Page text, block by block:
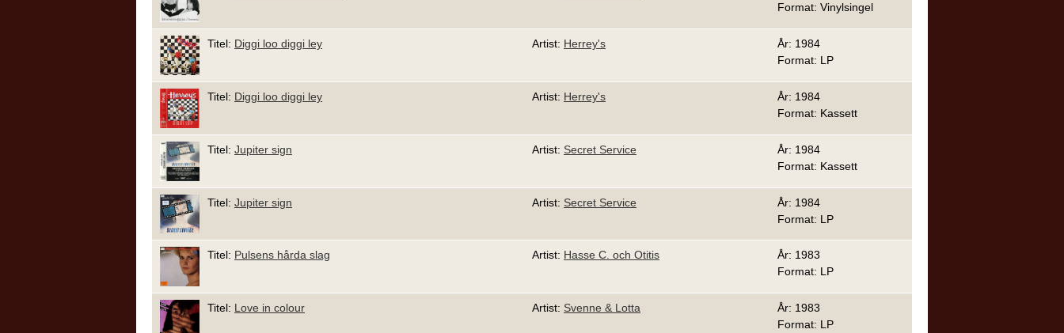
Format: Vinylsingel
Titel: Diggi loo diggi ley Artist: Herrey's
År: 1984
Format: LP
Titel: Diggi loo diggi ley Artist: Herrey's
År: 1984
Format: Kassett
Titel: Jupiter sign Artist: Secret Service
År: 1984
Format: Kassett
Titel: Jupiter sign Artist: Secret Service
År: 1984
Format: LP
Titel: Pulsens hårda slag Artist: Hasse C. och Otitis
År: 1983
Format: LP
Titel: Love in colour Artist: Svenne & Lotta
År: 1983
Format: LP